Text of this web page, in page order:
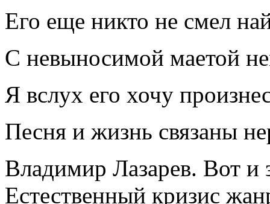
Его еще никто не смел
С невыносимой маетой
Я вслух его хочу
Песня и жизнь связаны
Владимир Лазарев. Вот и
Естественный кризис